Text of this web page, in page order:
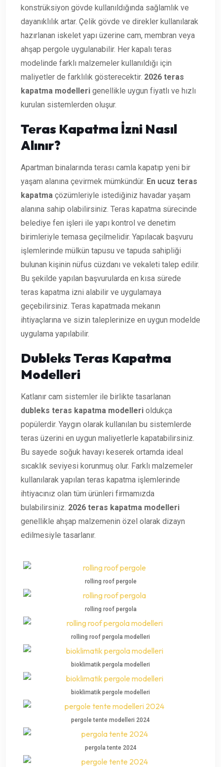
konstrüksiyon gövde kullanıldığında sağlamlık ve
dayanıklılık artar. Çelik gövde ve direkler kullanılarak
hazırlanan iskelet yapı üzerine cam, membran veya
ahşap pergole uygulanabilir. Her kapalı teras
modelinde farklı malzemeler kullanıldığı için
maliyetler de farklılık gösterecektir. 2026 teras
kapatma modelleri genellikle uygun fiyatlı ve hızlı
kurulan sistemlerden oluşur.
Teras Kapatma İzni Nasıl
Alınır?
Apartman binalarında terası camla kapatıp yeni bir
yaşam alanına çevirmek mümkündür. En ucuz teras
kapatma çözümleriyle istediğiniz havadar yaşam
alanına sahip olabilirsiniz. Teras kapatma sürecinde
belediye fen işleri ile yapı kontrol ve denetim
birimleriyle temasa geçilmelidir. Yapılacak başvuru
işlemlerinde mülkün tapusu ve tapuda sahipliği
bulunan kişinin nüfus cüzdanı ve vekaleti talep edilir.
Bu şekilde yapılan başvurularda en kısa sürede
teras kapatma izni alabilir ve uygulamaya
geçebilirsiniz. Teras kapatmada mekanın
ihtiyaçlarına ve sizin taleplerinize en uygun modelde
uygulama yapılabilir.
Dubleks Teras Kapatma
Modelleri
Katlanır cam sistemler ile birlikte tasarlanan
dubleks teras kapatma modelleri oldukça
popülerdir. Yaygın olarak kullanılan bu sistemlerde
teras üzerini en uygun maliyetlerle kapatabilirsiniz.
Bu sayede soğuk havayı keserek ortamda ideal
sıcaklık seviyesi korunmuş olur. Farklı malzemeler
kullanılarak yapılan teras kapatma işlemlerinde
ihtiyacınız olan tüm ürünleri firmamızda
bulabilirsiniz. 2026 teras kapatma modelleri
genellikle ahşap malzemenin özel olarak dizayn
edilmesiyle tasarlanır.
rolling roof pergole
rolling roof pergola
rolling roof pergola modelleri
bioklimatik pergola modelleri
bioklimatik pergole modelleri
pergole tente modelleri 2024
pergola tente 2024